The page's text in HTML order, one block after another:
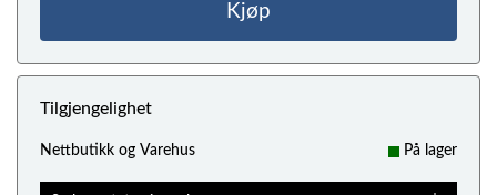
Kjøp
Tilgjengelighet
Nettbutikk og Varehus På lager